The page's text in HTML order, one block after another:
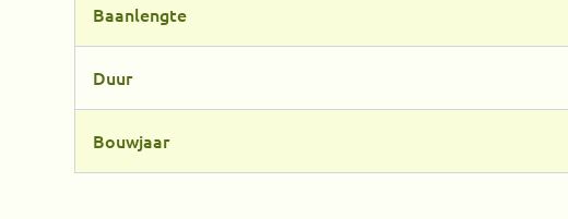
Baanlengte
Duur
Bouwjaar